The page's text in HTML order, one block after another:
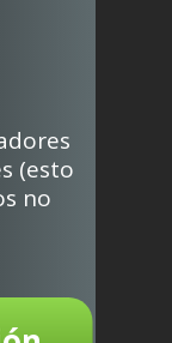
(esto
no